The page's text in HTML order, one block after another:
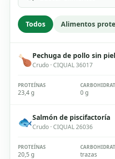
Todos Alimentos
🍗Pechuga de pollo sin piel
Crudo · CIQUAL36017
PROTEÍNAS
23,4 g 0 g
🐟Salmón de piscifactoría
Crudo · CIQUAL26036
PROTEÍNAS
20,5 g trazas